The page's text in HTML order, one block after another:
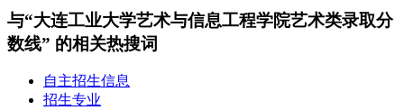
与“大连工业大学艺术与信息工程学院艺术类录取分
数线” 的相关热搜词
自主招生信息
招生专业